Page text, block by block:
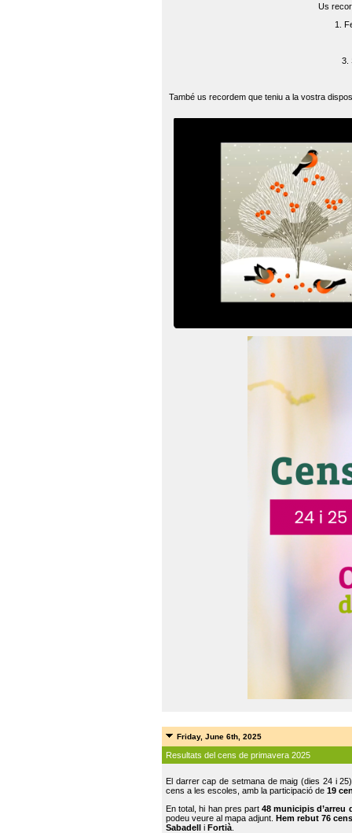
Us
1.
3.
També us recordem que teniu a la vostra
Friday, June 6th, 2025
Resultats del cens de primavera 2025
El darrer cap de setmana de maig (dies 24 i
cens a les escoles, amb la participació de 19
En total, hi han pres part48 municipis d’arreu
podeu veure al mapa adjunt. Hem rebut 76
Sabadell i Fortià